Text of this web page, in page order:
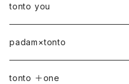
petal bag
tonto you
ベビー
おむつポーチ
バッグ
padam×tonto
Sサイズ
tonto ＋one